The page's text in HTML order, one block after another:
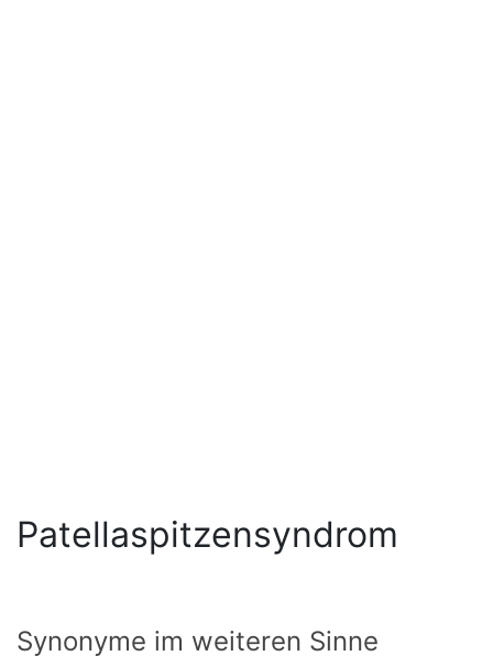
Patellaspitzensyndrom
Synonyme im weiteren Sinne